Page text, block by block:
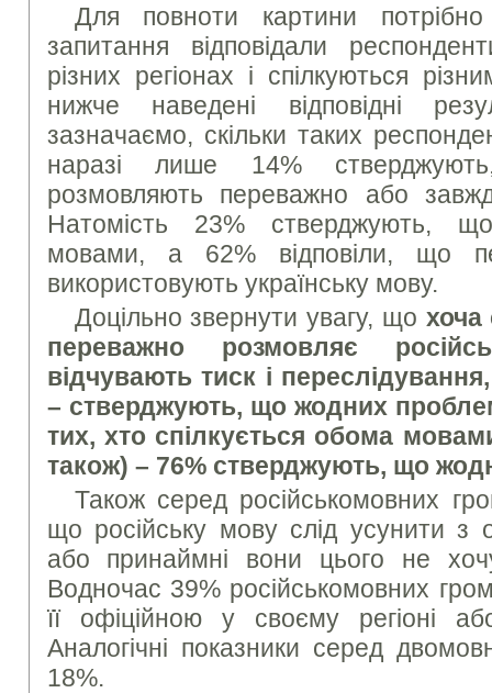
Для повноти картини
запитання відповідали
різних регіонах і спілкуються
нижче наведені відповідні
зазначаємо, скільки таких
наразі лише 14%
розмовляють переважно або
Натомість 23% стверджують,
мовами, а 62% відповіли, що
використовують українську мову.
Доцільно звернути увагу, що хоча
переважно розмовляє
відчувають тиск і
– стверджують, що жодних
тих, хто спілкується обома
також) – 76% стверджують, що
Також серед російськомовних
що російську мову слід усунити з
або принаймні вони цього не
Водночас 39% російськомовних
її офіційною у своєму регіоні
Аналогічні показники серед
18%.